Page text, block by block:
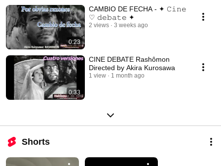
0:23
CAMBIO DE FECHA - ✦ 𝙲𝚒𝚗𝚎
♡ 𝚍𝚎𝚋𝚊𝚝𝚎 ✦
2 views 3 weeks ago
0:33
CINE DEBATE Rashômon
Directed by Akira Kurosawa
1 view 1 month ago
Shorts